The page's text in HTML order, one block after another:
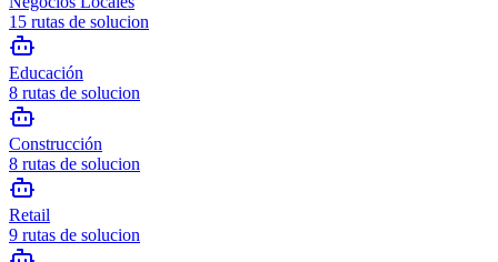
15 rutas de solucion
Educación
8 rutas de solucion
Construcción
8 rutas de solucion
Retail
9 rutas de solucion